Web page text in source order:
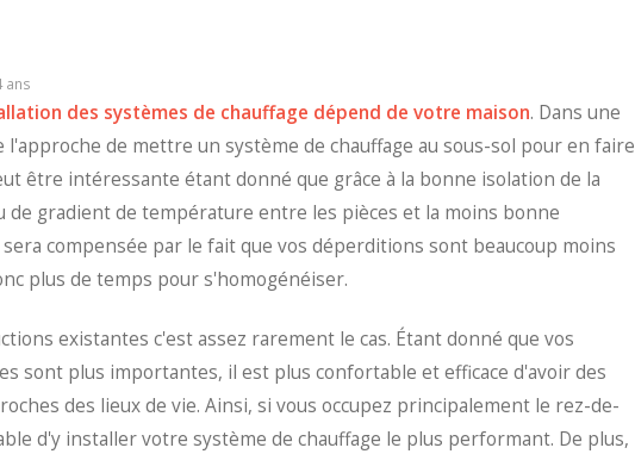
ans
des systèmes de chauffage dépend de votre maison. Dans une
de mettre un système de chauffage au sous-sol pour en faire
être intéressante étant donné que grâce à la bonne isolation de la
de gradient de température entre les pièces et la moins bonne
compensée par le fait que vos déperditions sont beaucoup moins
plus de temps pour s'homogénéiser.
existantes c'est assez rarement le cas. Étant donné que vos
sont plus importantes, il est plus confortable et efficace d'avoir des
des lieux de vie. Ainsi, si vous occupez principalement le rez-de-
d'y installer votre système de chauffage le plus performant. De plus,